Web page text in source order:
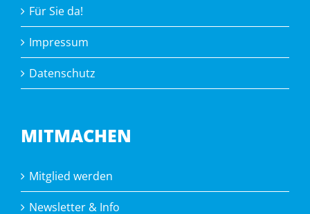
Für Sie da!
Impressum
Datenschutz
MITMACHEN
Mitglied werden
Newsletter & Info